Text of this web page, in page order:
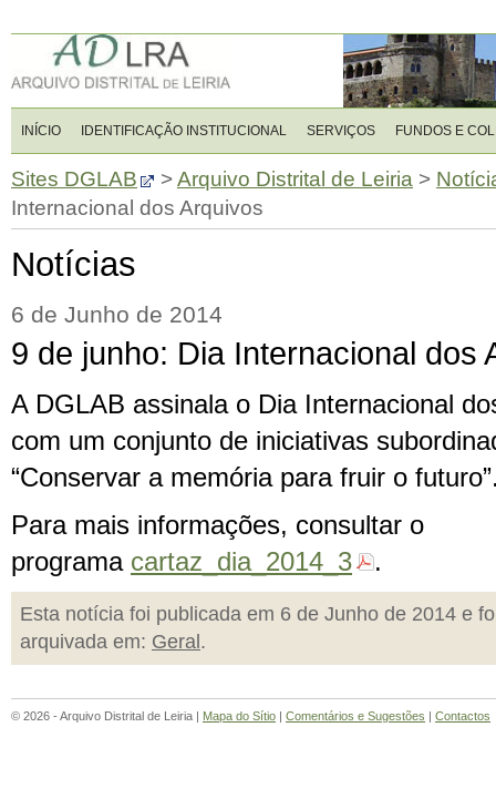
INÍCIO IDENTIFICAÇÃO INSTITUCIONAL SERVIÇOS FUNDOS E
Sites DGLAB >Arquivo Distrital de Leiria >
Internacional dos Arquivos
Notícias
6 de Junho de 2014
9 de junho: Dia Internacional dos
A DGLAB assinala o Dia Internacional
com um conjunto de iniciativas
“Conservar a memória para fruir o
Para mais informações, consultar o
programa cartaz_dia_2014_3 .
Esta notícia foi publicada em 6 de Junho de 2014 e
arquivada em: Geral .
© 2026 - Arquivo Distrital de Leiria | Mapa do Sítio | Comentários e Sugestões | Contactos